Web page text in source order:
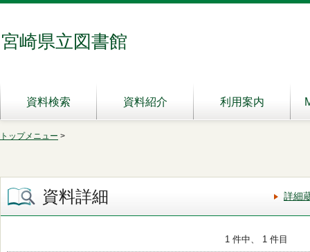
宮崎県立図書館
資料検索 資料紹介 利用案内
トップメニュー >
資料詳細 詳細
1 件中、 1 件目